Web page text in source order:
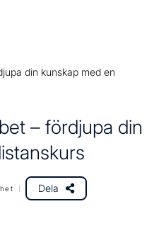
din kunskap med en
– fördjupa din
Dela